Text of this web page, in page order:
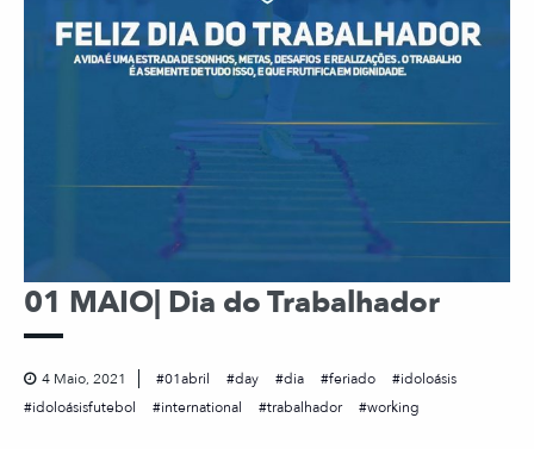
01 MAIO| Dia do Trabalhador
4 Maio, 2021 01abril day dia feriado
idoloásis
idoloásisfutebol
international trabalhador working